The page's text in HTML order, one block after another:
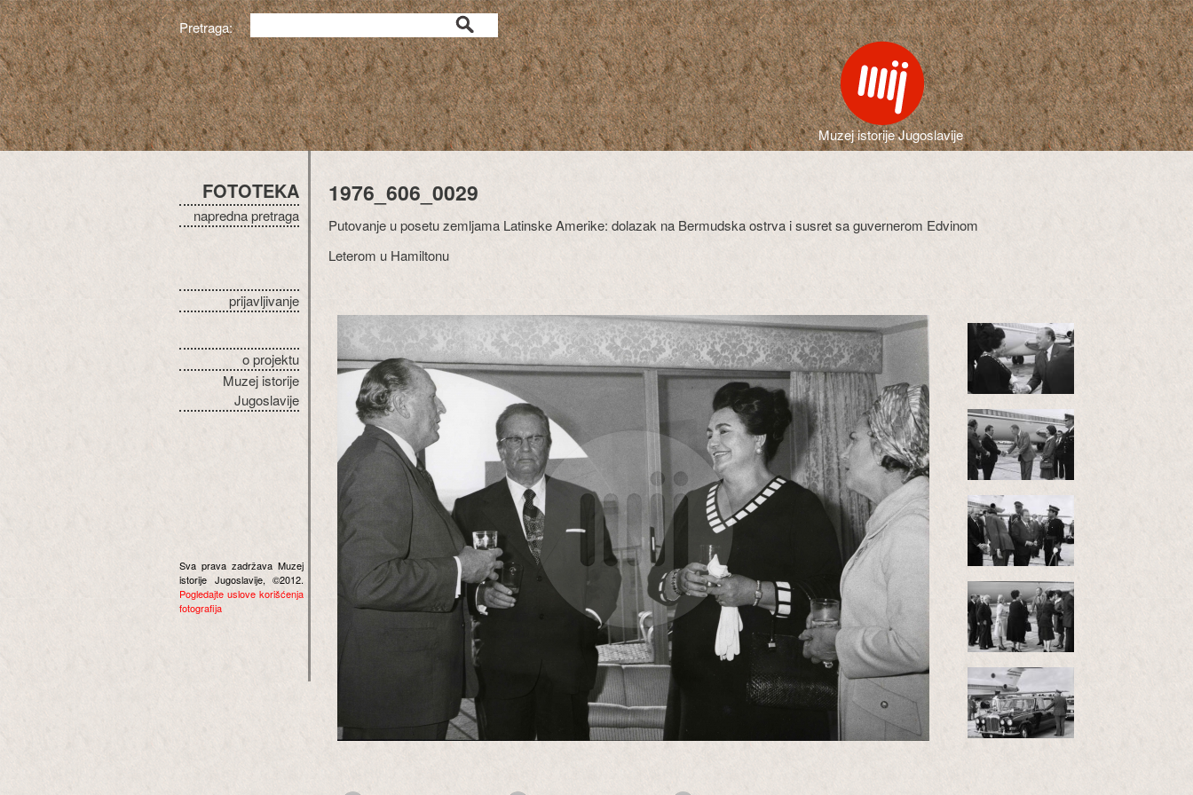
Pretraga:
Muzej istorije Jugoslavije
FOTOTEKA
napredna pretraga
prijavljivanje
o projektu
Muzej istorije
Jugoslavije
Sva prava zadržava Muzej
istorije Jugoslavije, ©2012.
Pogledajte uslove korišćenja
fotografija
1976_606_0029
Putovanje u posetu zemljama Latinske Amerike: dolazak na Bermudska ostrva i susret sa guvernerom Edvinom
Leterom u Hamiltonu